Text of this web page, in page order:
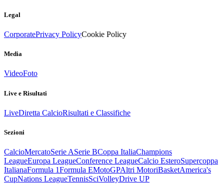
Legal
CorporatePrivacy PolicyCookie Policy
Media
VideoFoto
Live e Risultati
LiveDiretta CalcioRisultati e Classifiche
Sezioni
CalcioMercatoSerie ASerie BCoppa ItaliaChampions
LeagueEuropa LeagueConference LeagueCalcio EsteroSupercoppa
ItalianaFormula 1Formula EMotoGPAltri MotoriBasketAmerica's
CupNations LeagueTennisSciVolleyDrive UP